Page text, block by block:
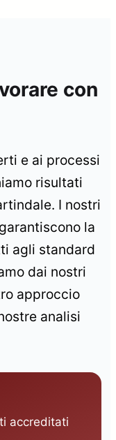
con
e ai processi
risultati
I nostri
la
agli standard
dai nostri
approccio
analisi
accreditati